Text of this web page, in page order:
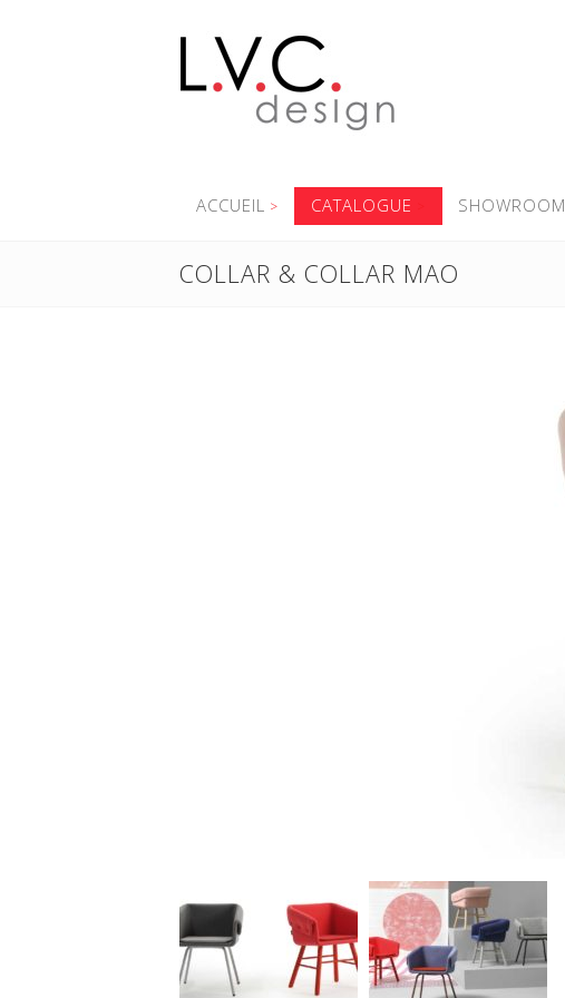
ACCUEIL CATALOGUE SHOWROOM
COLLAR & COLLAR MAO